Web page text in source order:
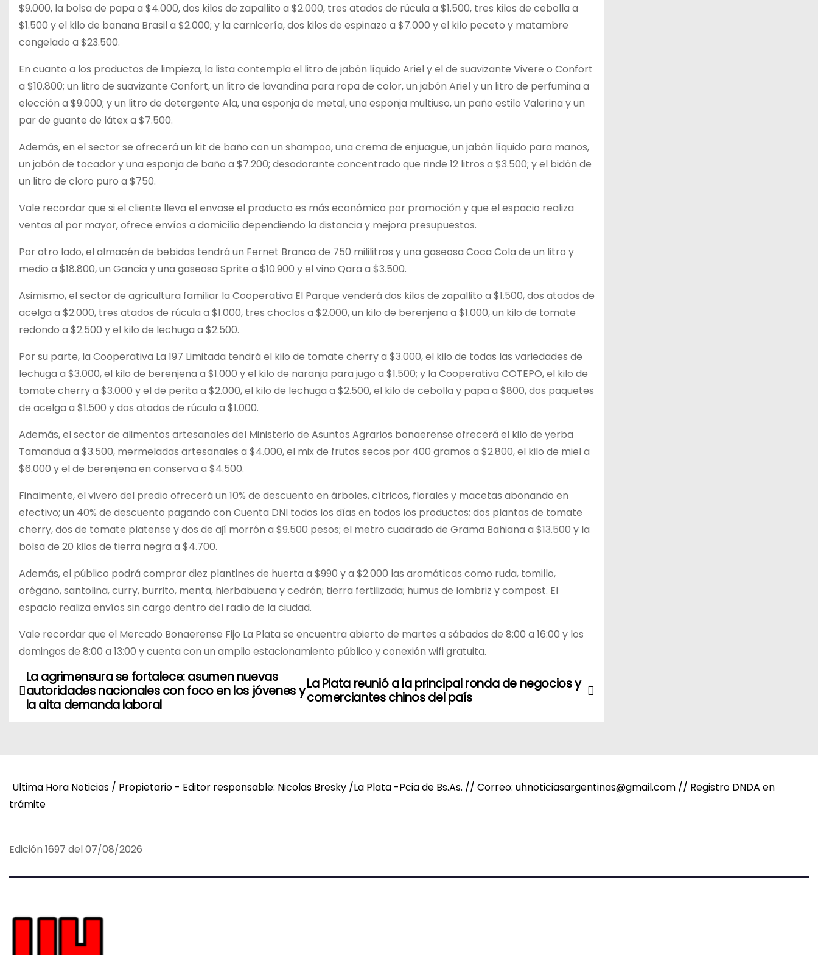
$9.000, la bolsa de papa a $4.000, dos kilos de zapallito a $2.000, tres atados de rúcula a $1.500, tres kilos de cebolla a
$1.500 y el kilo de banana Brasil a $2.000; y la carnicería, dos kilos de espinazo a $7.000 y el kilo peceto y matambre
congelado a $23.500.
En cuanto a los productos de limpieza, la lista contempla el litro de jabón líquido Ariel y el de suavizante Vivere o Confort
a $10.800; un litro de suavizante Confort, un litro de lavandina para ropa de color, un jabón Ariel y un litro de perfumina a
elección a $9.000; y un litro de detergente Ala, una esponja de metal, una esponja multiuso, un paño estilo Valerina y un
par de guante de látex a $7.500.
Además, en el sector se ofrecerá un kit de baño con un shampoo, una crema de enjuague, un jabón líquido para manos,
un jabón de tocador y una esponja de baño a $7.200; desodorante concentrado que rinde 12 litros a $3.500; y el bidón de
un litro de cloro puro a $750.
Vale recordar que si el cliente lleva el envase el producto es más económico por promoción y que el espacio realiza
ventas al por mayor, ofrece envíos a domicilio dependiendo la distancia y mejora presupuestos.
Por otro lado, el almacén de bebidas tendrá un Fernet Branca de 750 mililitros y una gaseosa Coca Cola de un litro y
medio a $18.800, un Gancia y una gaseosa Sprite a $10.900 y el vino Qara a $3.500.
Asimismo, el sector de agricultura familiar la Cooperativa El Parque venderá dos kilos de zapallito a $1.500, dos atados de
acelga a $2.000, tres atados de rúcula a $1.000, tres choclos a $2.000, un kilo de berenjena a $1.000, un kilo de tomate
redondo a $2.500 y el kilo de lechuga a $2.500.
Por su parte, la Cooperativa La 197 Limitada tendrá el kilo de tomate cherry a $3.000, el kilo de todas las variedades de
lechuga a $3.000, el kilo de berenjena a $1.000 y el kilo de naranja para jugo a $1.500; y la Cooperativa COTEPO, el kilo de
tomate cherry a $3.000 y el de perita a $2.000, el kilo de lechuga a $2.500, el kilo de cebolla y papa a $800, dos paquetes
de acelga a $1.500 y dos atados de rúcula a $1.000.
Además, el sector de alimentos artesanales del Ministerio de Asuntos Agrarios bonaerense ofrecerá el kilo de yerba
Tamandua a $3.500, mermeladas artesanales a $4.000, el mix de frutos secos por 400 gramos a $2.800, el kilo de miel a
$6.000 y el de berenjena en conserva a $4.500.
Finalmente, el vivero del predio ofrecerá un 10% de descuento en árboles, cítricos, florales y macetas abonando en
efectivo; un 40% de descuento pagando con Cuenta DNI todos los días en todos los productos; dos plantas de tomate
cherry, dos de tomate platense y dos de ají morrón a $9.500 pesos; el metro cuadrado de Grama Bahiana a $13.500 y la
bolsa de 20 kilos de tierra negra a $4.700.
Además, el público podrá comprar diez plantines de huerta a $990 y a $2.000 las aromáticas como ruda, tomillo,
orégano, santolina, curry, burrito, menta, hierbabuena y cedrón; tierra fertilizada; humus de lombriz y compost. El
espacio realiza envíos sin cargo dentro del radio de la ciudad.
Vale recordar que el Mercado Bonaerense Fijo La Plata se encuentra abierto de martes a sábados de 8:00 a 16:00 y los
domingos de 8:00 a 13:00 y cuenta con un amplio estacionamiento público y conexión wifi gratuita.
N
a
g
a
n
La Plata reunió a la principal ronda de negocios y
comerciantes chinos del país
La agrimensura se fortalece: asumen nuevas
autoridades nacionales con foco en los jóvenes y
la alta demanda laboral
Ultima Hora Noticias / Propietario - Editor responsable: Nicolas Bresky /La Plata -Pcia de Bs.As. // Correo: uhnoticiasargentinas@gmail.com // Registro DNDA en
trámite
Edición 1697 del 07/08/2026